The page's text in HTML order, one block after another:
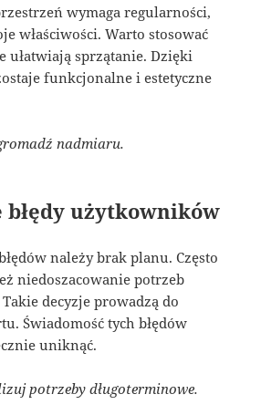
wymaga regularności,
właściwości. Warto stosować
ułatwiają sprzątanie. Dzięki
funkcjonalne i estetyczne
nadmiaru.
błędy użytkowników
należy brak planu. Często
niedoszacowanie potrzeb
decyzje prowadzą do
Świadomość tych błędów
uniknąć.
potrzeby długoterminowe.